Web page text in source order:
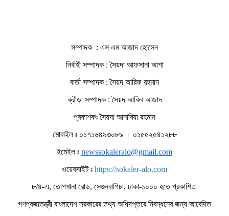
সম্পাদক : এস এম আজাদ হোসেন
নির্বাহী সম্পাদক : সৈয়দা আফসানা আশা
বার্তা সম্পাদক : সৈয়দ আরিফ রহমান
ক্রীড়া সম্পাদক : সৈয়দ আকিব আজাদ
প্রকাশকঃ সৈয়দা আনাবিয়া রহমান
মোবাইল ঃ ০১৭১৬৪৯৩০৮৯ | ০১৫৫২৫৪১২৮৮
ইমেইল ঃ newssokaleralo@gmail.com
ওয়েবসাইট ঃ https://sokaler-alo.com
৮/৪-এ, তোপখানা রোড, সেগুনবাগিচা, ঢাকা-১০০০ হতে প্রকাশিত
গণপ্রজাতন্ত্রী বাংলাদেশ সরকারের তথ্য অধিদপ্তরে নিবন্ধনের জন্য আবেদিত